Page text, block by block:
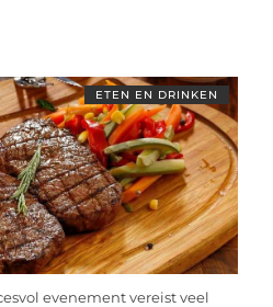
ETEN EN DRINKEN
evenement vereist veel